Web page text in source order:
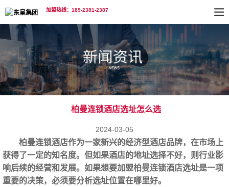
加盟热线：189-2381-2387
柏曼连锁酒店选址怎么选
2024-03-05
柏曼连锁酒店作为一家新兴的经济型酒店品牌，在市场上
获得了一定的知名度。但如果酒店的地址选择不好，则行业影
响后续的经营和发展。如果想要加盟柏曼连锁酒店选址是一项
重要的决策，必须要分析选址位置在哪里好。